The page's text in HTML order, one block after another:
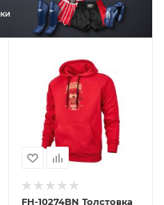
FH-10274BN Толстовка